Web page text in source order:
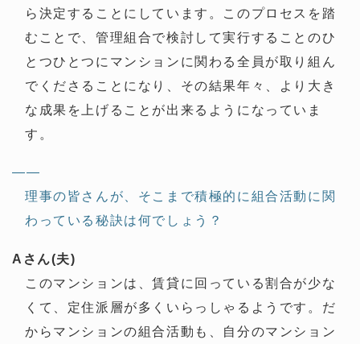
ら決定することにしています。このプロセスを踏
むことで、管理組合で検討して実行することのひ
とつひとつにマンションに関わる全員が取り組ん
でくださることになり、その結果年々、より大き
な成果を上げることが出来るようになっていま
す。
——
理事の皆さんが、そこまで積極的に組合活動に関
わっている秘訣は何でしょう？
Aさん(夫)
このマンションは、賃貸に回っている割合が少な
くて、定住派層が多くいらっしゃるようです。だ
からマンションの組合活動も、自分のマンション